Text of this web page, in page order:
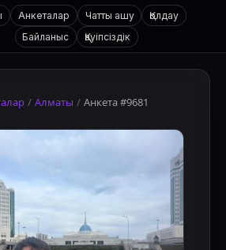
Анкеталар Чатты ашу
Қолдау
Байланыс
Қауіпсіздік
/ Алматы / Анкета #9681